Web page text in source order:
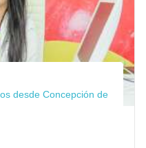
desde Concepción de